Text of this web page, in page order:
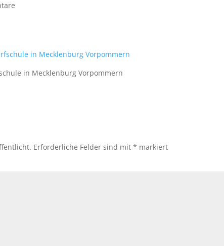
in Mecklenburg Vorpommern
Erforderliche Felder sind mit* markiert